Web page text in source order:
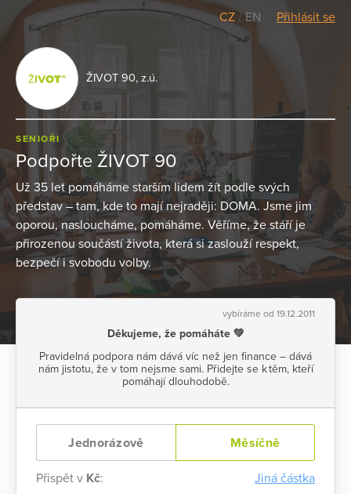
CZ /EN Přihlásit se
ŽIVOT 90, z.ú.
SENIOŘI
Podpořte ŽIVOT 90
Už 35 let pomáháme starším lidem žít podle svých
představ – tam, kde to mají nejraději: DOMA. Jsme jim
oporou, nasloucháme, pomáháme. Věříme, že stáří je
přirozenou součástí života, která si zaslouží respekt,
bezpečí i svobodu volby.
vybíráme od 19.12.2011
Děkujeme, že pomáháte 💚
Pravidelná podpora nám dává víc než jen finance – dává
nám jistotu, že v tom nejsme sami. Přidejte se k těm, kteří
pomáhají dlouhodobě.
Jednorázově Měsíčně
Přispět v Kč: Jiná částka